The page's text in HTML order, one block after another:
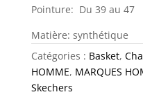
Pointure: Du 39 au 47
Matière: synthétique
Catégories : Basket,
HOMME, MARQUES
Skechers